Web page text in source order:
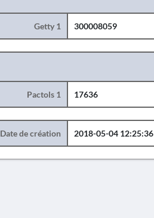
Getty 1 300008059
Pactols 1 17636
Date de création 2018-05-04 12:25:36